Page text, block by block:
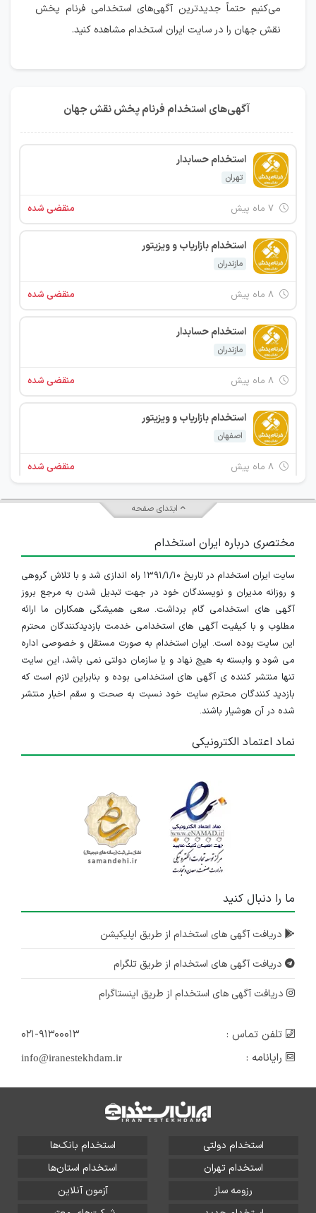
می‌کنیم حتماً جدیدترین آگهی‌های استخدامی فرنام پخش
نقش جهان را در سایت ایران استخدام مشاهده کنید.
آگهی‌های استخدام فرنام پخش نقش جهان
استخدام حسابدار
تهران
منقضی شده
استخدام بازاریاب و ویزیتور
مازندران
منقضی شده
استخدام حسابدار
مازندران
منقضی شده
استخدام بازاریاب و ویزیتور
اصفهان
منقضی شده
حسابدار امور مالیاتی
۹ ماه پیش منقضی شده
استخدام کارپرداز
اصفهان
۱۰ ماه پیش منقضی شده
استخدام حسابدار
کرمانشاه
استخدام انباردار و کمک انباردار
اصفهان
۱ سال پیش
استخدام حسابدار
اصفهان
ابتدای صفحه
مختصری درباره ایران استخدام
سایت ایران استخدام در تاریخ ۱۳۹۱/۱/۱۰ راه اندازی شد و با تلاش گروهی
و روزانه مدیران و نویسندگان خود در جهت تبدیل شدن به مرجع بروز
آگهی های استخدامی گام برداشت. سعی همیشگی همکاران ما ارائه
مطلوب و با کیفیت آگهی های استخدامی خدمت بازدیدکنندگان محترم
این سایت بوده است. ایران استخدام به صورت مستقل و خصوصی اداره
می شود و وابسته به هیچ نهاد و یا سازمان دولتی نمی باشد، این سایت
تنها منتشر کننده ی آگهی های استخدامی بوده و بنابراین لازم است که
بازدید کنندگان محترم سایت خود نسبت به صحت و سقم اخبار منتشر
شده در آن هوشیار باشند.
نماد اعتماد الکترونیکی
ما را دنبال کنید
دریافت آگهی های استخدام از طریق اپلیکیشن
دریافت آگهی های استخدام از طریق تلگرام
دریافت آگهی های استخدام از طریق اینستاگرام
تلفن تماس :
۰۲۱-۹۱۳۰۰۰۱۳
رایانامه :
info@iranestekhdam.ir
استخدام دولتی
استخدام بانک‌ها
استخدام تهران
استخدام استان‌ها
رزومه ساز
آزمون آنلاین